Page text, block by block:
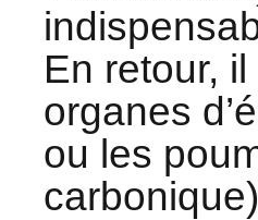
En retour,
organes
ou les